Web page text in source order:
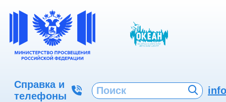
Справка и
телефоны